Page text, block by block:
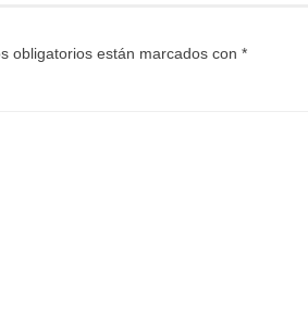
obligatorios están marcados con *